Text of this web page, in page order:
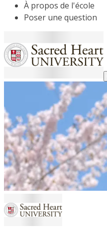
À propos de l'école
Poser une question